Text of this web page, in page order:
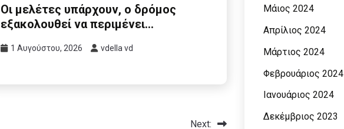
Οι μελέτες υπάρχουν, ο δρόμος
εξακολουθεί να περιμένει…
1 Αυγούστου, 2026 vdella vd
Next:
Μάιος 2024
Απρίλιος 2024
Μάρτιος 2024
Φεβρουάριος 2024
Ιανουάριος 2024
Δεκέμβριος 2023